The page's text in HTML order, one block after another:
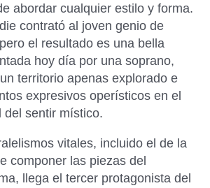
abordar cualquier estilo y forma.
contrató al joven genio de
el resultado es una bella
hoy día por una soprano,
territorio apenas explorado e
expresivos operísticos en el
del sentir místico.
vitales, incluido el de la
componer las piezas del
llega el tercer protagonista del